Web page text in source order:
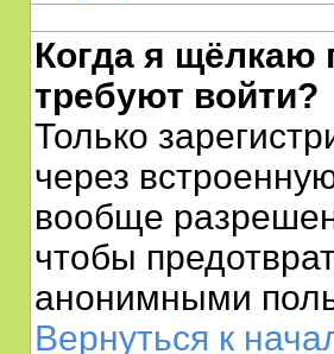
Когда я щёлкаю
требуют войти?
Только
через
вообще
чтобы
анонимными
Вернуться к